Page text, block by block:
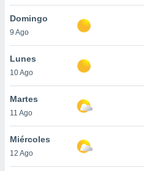
de
cookies
aceptar
Domingo
9 Ago
Lunes
10 Ago
Martes
11 Ago
Miércoles
12 Ago